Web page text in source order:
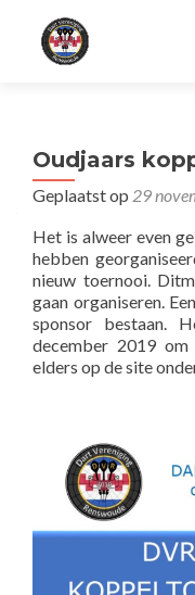
Oudjaars
Geplaatst op 29
Het is alweer even
hebben
nieuw toernooi.
gaan organiseren.
sponsor bestaan.
december 2019
elders op de site